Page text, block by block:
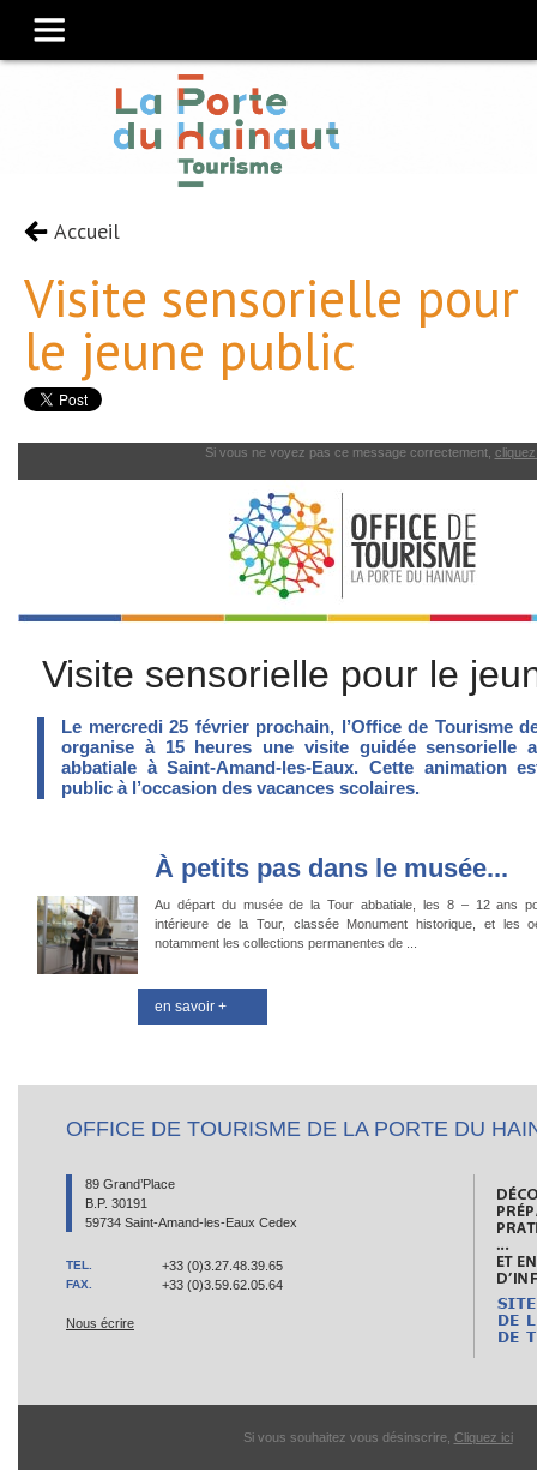
Accueil
Visite sensorielle pour
le jeune public
Si vous ne voyez pas ce message correctement,
Visite sensorielle pour le
Le mercredi 25 février prochain, l’Office de Tourisme
organise à 15 heures une visite guidée sensorielle
abbatiale à Saint-Amand-les-Eaux. Cette animation
public à l’occasion des vacances scolaires.
À petits pas dans le musée...
Au départ du musée de la Tour abbatiale, les 8 – 12 ans
intérieure de la Tour, classée Monument historique, et les
notamment les collections permanentes de ...
en savoir +
OFFICE DE TOURISME DE LA PORTE DU
89 Grand’Place
B.P. 30191
59734 Saint-Amand-les-Eaux Cedex
TEL. +33 (0)3.27.48.39.65
FAX. +33 (0)3.59.62.05.64
Nous écrire
Si vous souhaitez vous désinscrire, Cliquez ici